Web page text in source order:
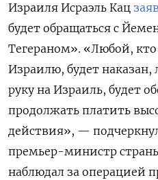
Израиля Исраэль Кац
будет обращаться с
Тегераном». «Любой,
Израилю, будет
руку на Израиль, будет
продолжать платить
действия», —
премьер-министр
наблюдал за операцией